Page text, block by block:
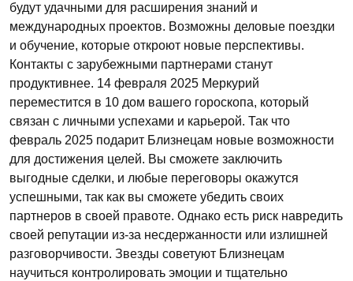
будут удачными для расширения знаний и
международных проектов. Возможны деловые поездки
и обучение, которые откроют новые перспективы.
Контакты с зарубежными партнерами станут
продуктивнее. 14 февраля 2025 Меркурий
переместится в 10 дом вашего гороскопа, который
связан с личными успехами и карьерой. Так что
февраль 2025 подарит Близнецам новые возможности
для достижения целей. Вы сможете заключить
выгодные сделки, и любые переговоры окажутся
успешными, так как вы сможете убедить своих
партнеров в своей правоте. Однако есть риск навредить
своей репутации из-за несдержанности или излишней
разговорчивости. Звезды советуют Близнецам
научиться контролировать эмоции и тщательно